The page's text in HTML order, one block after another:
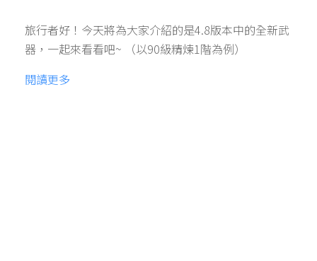
旅行者好！今天將為大家介紹的是4.8版本中的全新武
器，一起來看看吧~ （以90級精煉1階為例）
閱讀更多